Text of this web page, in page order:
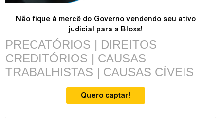
Não fique à mercê do Governo vendendo seu ativo
judicial para a Bloxs!
PRECATÓRIOS | DIREITOS
CREDITÓRIOS | CAUSAS
TRABALHISTAS | CAUSAS CÍVEIS
Quero captar!